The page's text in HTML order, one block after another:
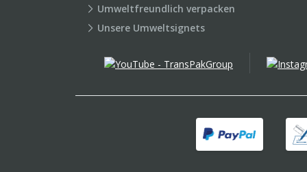
Umweltfreundlich verpacken
Unsere Umweltsignets